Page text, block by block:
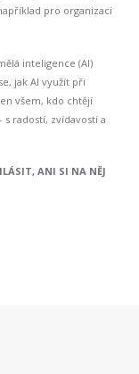
pro organizaci
inteligence (AI)
jak AI využít při
všem, kdo chtějí
radostí, zvídavostí a
ANI SI NA NĚJ